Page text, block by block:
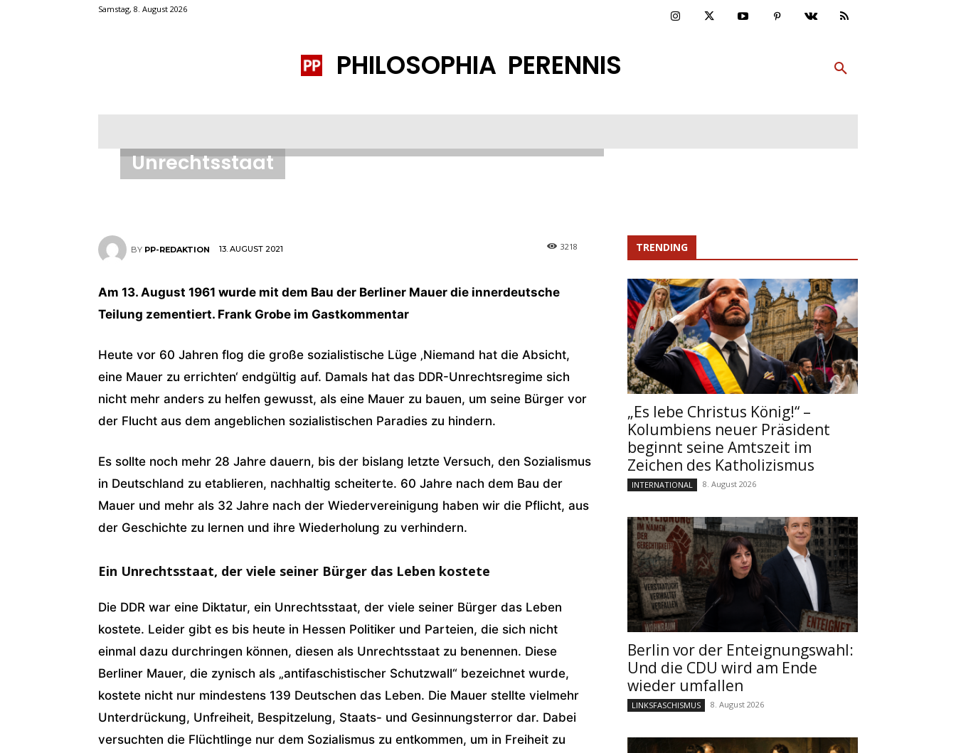
Samstag, 8. August 2026
PHILOSOPHIA PERENNIS
Unrechtsstaat
BY PP-REDAKTION 13. AUGUST 2021 3218
Am 13. August 1961 wurde mit dem Bau der Berliner Mauer die innerdeutsche
Teilung zementiert. Frank Grobe im Gastkommentar
Heute vor 60 Jahren flog die große sozialistische Lüge ‚Niemand hat die Absicht,
eine Mauer zu errichten‘ endgültig auf. Damals hat das DDR-Unrechtsregime sich
nicht mehr anders zu helfen gewusst, als eine Mauer zu bauen, um seine Bürger vor
der Flucht aus dem angeblichen sozialistischen Paradies zu hindern.
Es sollte noch mehr 28 Jahre dauern, bis der bislang letzte Versuch, den Sozialismus
in Deutschland zu etablieren, nachhaltig scheiterte. 60 Jahre nach dem Bau der
Mauer und mehr als 32 Jahre nach der Wiedervereinigung haben wir die Pflicht, aus
der Geschichte zu lernen und ihre Wiederholung zu verhindern.
Ein Unrechtsstaat, der viele seiner Bürger das Leben kostete
Die DDR war eine Diktatur, ein Unrechtsstaat, der viele seiner Bürger das Leben
kostete. Leider gibt es bis heute in Hessen Politiker und Parteien, die sich nicht
einmal dazu durchringen können, diesen als Unrechtsstaat zu benennen. Diese
Berliner Mauer, die zynisch als „antifaschistischer Schutzwall“ bezeichnet wurde,
kostete nicht nur mindestens 139 Deutschen das Leben. Die Mauer stellte vielmehr
Unterdrückung, Unfreiheit, Bespitzelung, Staats- und Gesinnungsterror dar. Dabei
versuchten die Flüchtlinge nur dem Sozialismus zu entkommen, um in Freiheit zu
TRENDING
„Es lebe Christus König!“ –
Kolumbiens neuer Präsident
beginnt seine Amtszeit im
Zeichen des Katholizismus
INTERNATIONAL 8. August 2026
Berlin vor der Enteignungswahl:
Und die CDU wird am Ende
wieder umfallen
LINKSFASCHISMUS 8. August 2026